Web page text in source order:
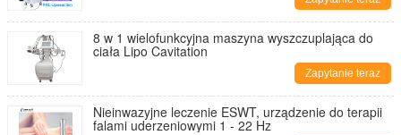
8 w 1 wielofunkcyjna maszyna wyszczuplająca do
ciała Lipo Cavitation
Zapytanie teraz
Nieinwazyjne leczenie ESWT, urządzenie do terapii
falami uderzeniowymi 1 - 22 Hz